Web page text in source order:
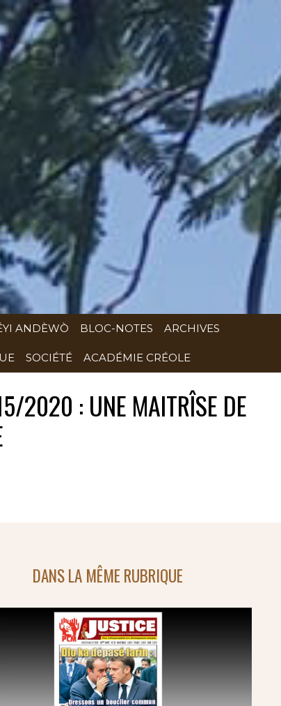
ANDÈWÒ BLOC-NOTES ARCHIVES
SOCIÉTÉ ACADÉMIE CRÉOLE
2020 : UNE MAITRÎSE DE
DANS LA MÊME RUBRIQUE